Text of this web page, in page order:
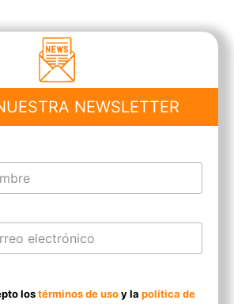
NEWSLETTER
lostérminos de usoy la política de